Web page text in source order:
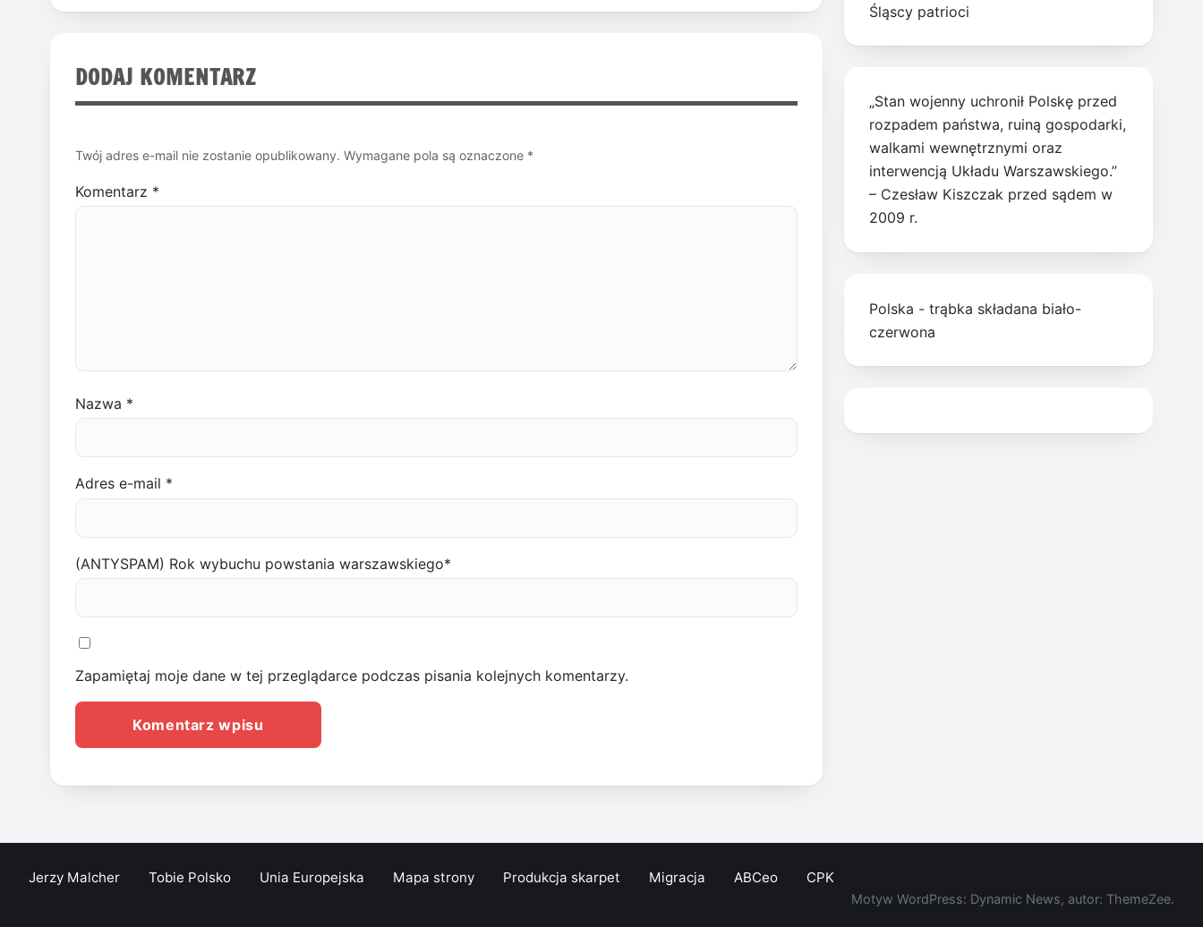
DODAJ KOMENTARZ
Twój adres e-mail nie zostanie opublikowany. Wymagane pola są oznaczone *
Komentarz *
Nazwa *
Adres e-mail *
(ANTYSPAM) Rok wybuchu powstania warszawskiego*
Zapamiętaj moje dane w tej przeglądarce podczas pisania kolejnych komentarzy.
Śląscy patrioci
„Stan wojenny uchronił Polskę przed
rozpadem państwa, ruiną gospodarki,
walkami wewnętrznymi oraz
interwencją Układu Warszawskiego.”
– Czesław Kiszczak przed sądem w
2009 r.
Polska - trąbka składana biało-
czerwona
Jerzy Malcher Tobie Polsko Unia Europejska Mapa strony Produkcja skarpet Migracja ABCeo CPK
Motyw WordPress: Dynamic News, autor: ThemeZee.